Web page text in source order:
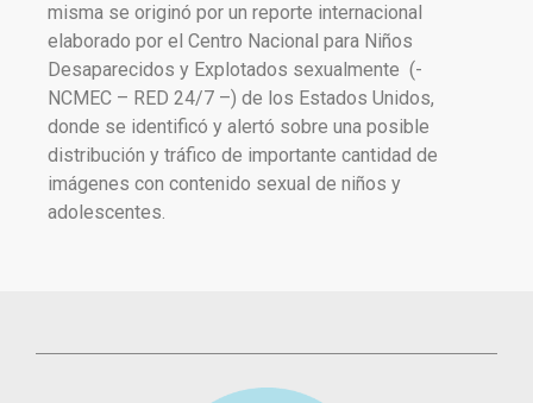
misma se originó por un reporte internacional
elaborado por el Centro Nacional para Niños
Desaparecidos y Explotados sexualmente (-
NCMEC – RED 24/7 –) de los Estados Unidos,
donde se identificó y alertó sobre una posible
distribución y tráfico de importante cantidad de
imágenes con contenido sexual de niños y
adolescentes.